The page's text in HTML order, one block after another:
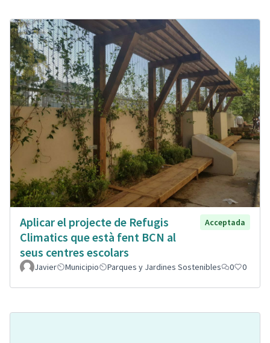
Aplicar el projecte de Refugis
Climatics que està fent BCN al
seus centres escolars
Acceptada
Javier Municipio Parques y Jardines Sostenibles 0 0